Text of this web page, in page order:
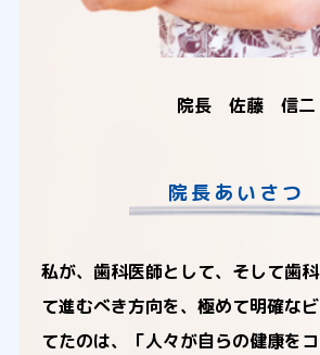
院長あいさつ
私が、歯科医師として、そして歯
て進むべき方向を、極めて明確な
てたのは、「人々が自らの健康を
院長 佐藤 信二